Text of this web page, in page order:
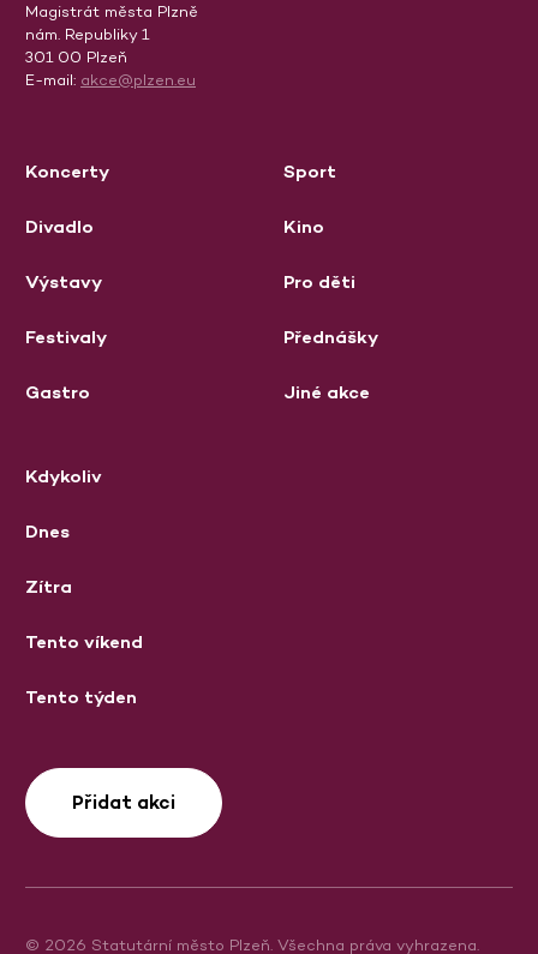
Magistrát města Plzně
nám. Republiky 1
301 00 Plzeň
E-mail: akce@plzen.eu
Koncerty
Divadlo
Výstavy
Festivaly
Gastro
Sport
Kino
Pro děti
Přednášky
Jiné akce
Kdykoliv
Dnes
Zítra
Tento víkend
Tento týden
Přidat akci
© 2026 Statutární město Plzeň. Všechna práva vyhrazena.